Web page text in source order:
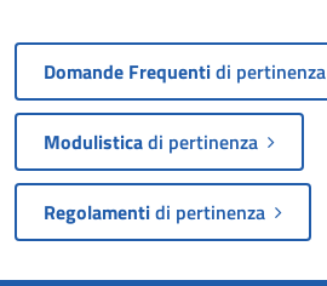
Domande Frequentidi pertinenza
Modulisticadi pertinenza
Regolamentidi pertinenza